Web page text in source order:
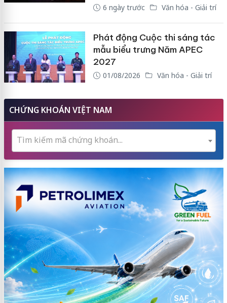
6 ngày trước Văn hóa - Giải trí
Phát động Cuộc thi sáng tác
mẫu biểu trưng Năm APEC
2027
01/08/2026 Văn hóa - Giải trí
CHỨNG KHOÁN VIỆT NAM
Tìm kiếm mã chứng khoán...